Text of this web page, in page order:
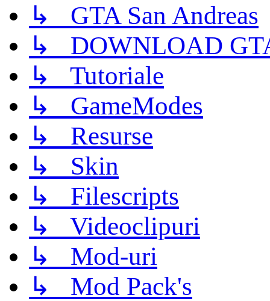
↳ GTA San Andreas
↳ DOWNLOAD
↳ Tutoriale
↳ GameModes
↳ Resurse
↳ Skin
↳ Filescripts
↳ Videoclipuri
↳ Mod-uri
↳ Mod Pack's